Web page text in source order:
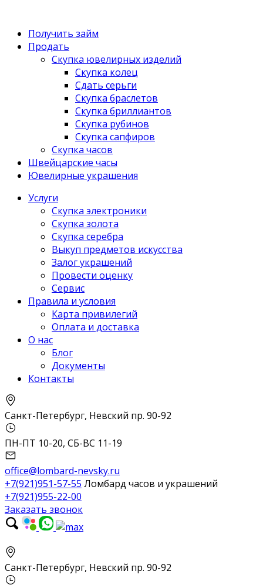
Получить займ
Продать
Скупка ювелирных изделий
Скупка колец
Сдать серьги
Скупка браслетов
Скупка бриллиантов
Скупка рубинов
Скупка сапфиров
Скупка часов
Швейцарские часы
Ювелирные украшения
Услуги
Скупка электроники
Скупка золота
Скупка серебра
Выкуп предметов искусства
Залог украшений
Провести оценку
Сервис
Правила и условия
Карта привилегий
Оплата и доставка
О нас
Блог
Документы
Контакты
Санкт-Петербург, Невский пр. 90-92
ПН-ПТ 10-20, СБ-ВС 11-19
office@lombard-nevsky.ru
+7(921)951-57-55 Ломбард часов и украшений
+7(921)955-22-00
Заказать звонок
Санкт-Петербург, Невский пр. 90-92